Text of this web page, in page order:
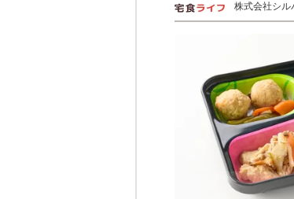
あさりとじゃが
白滝と蒲鉾の煮
※メニューの補足
※ その他備考
株式会社シル